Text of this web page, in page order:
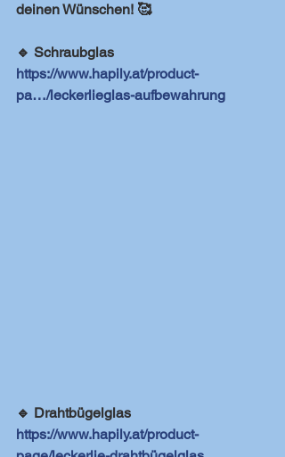
deinen Wünschen! 🥰
🔹 Schraubglas
https://www.hapily.at/product-
pa…/leckerlieglas-aufbewahrung
🔹 Drahtbügelglas
https://www.hapily.at/product-